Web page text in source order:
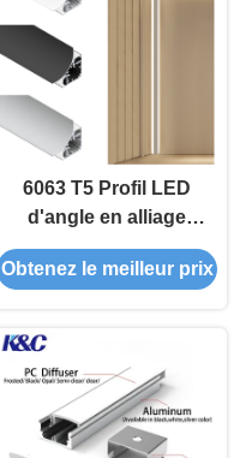
6063 T5 Profil LED
d'angle en alliage
d'aluminium avec
surface anodisée pour
Obtenez le meilleur prix